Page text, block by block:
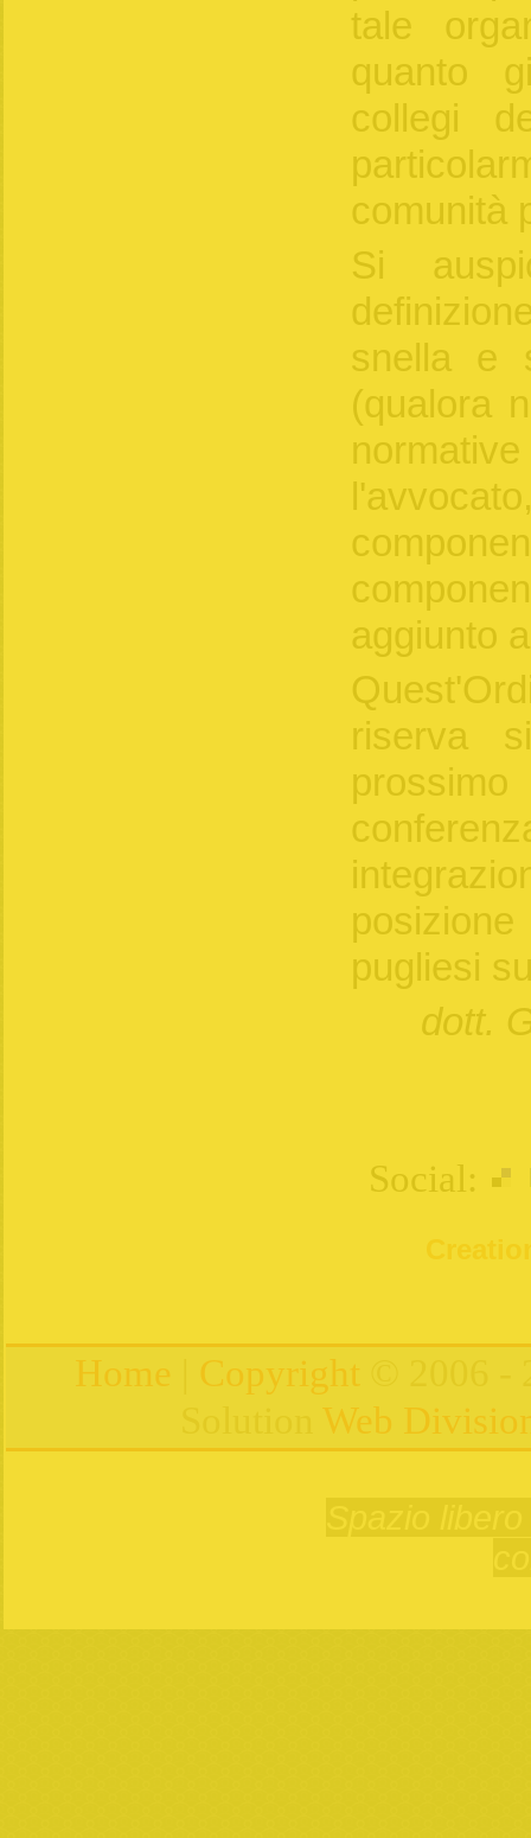
tale
quanto
collegi
comunità
Si
snella e
(qualora
aggiunto
riserva
prossimo
pugliesi
dott.
Social:
Home Copyright
Web